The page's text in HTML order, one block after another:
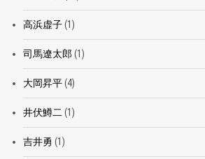
高浜虚子(1)
司馬遼太郎 (1)
大岡昇平(4)
井伏鱒二 (1)
吉井勇 (1)